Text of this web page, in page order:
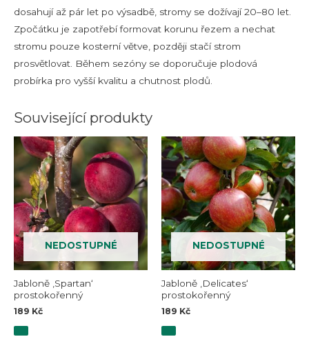
dosahují až pár let po výsadbě, stromy se dožívají 20–80 let.
Zpočátku je zapotřebí formovat korunu řezem a nechat
stromu pouze kosterní větve, později stačí strom
prosvětlovat. Během sezóny se doporučuje plodová
probírka pro vyšší kvalitu a chutnost plodů.
Související produkty
NEDOSTUPNÉ
Jabloně ‚Spartan‘
prostokořenný
189 Kč
NEDOSTUPNÉ
Jabloně ‚Delicates‘
prostokořenný
189 Kč